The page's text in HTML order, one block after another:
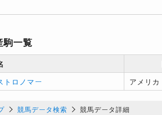
駒一覧
トロノマー
アメリカ
競馬データ検索 競馬データ詳細